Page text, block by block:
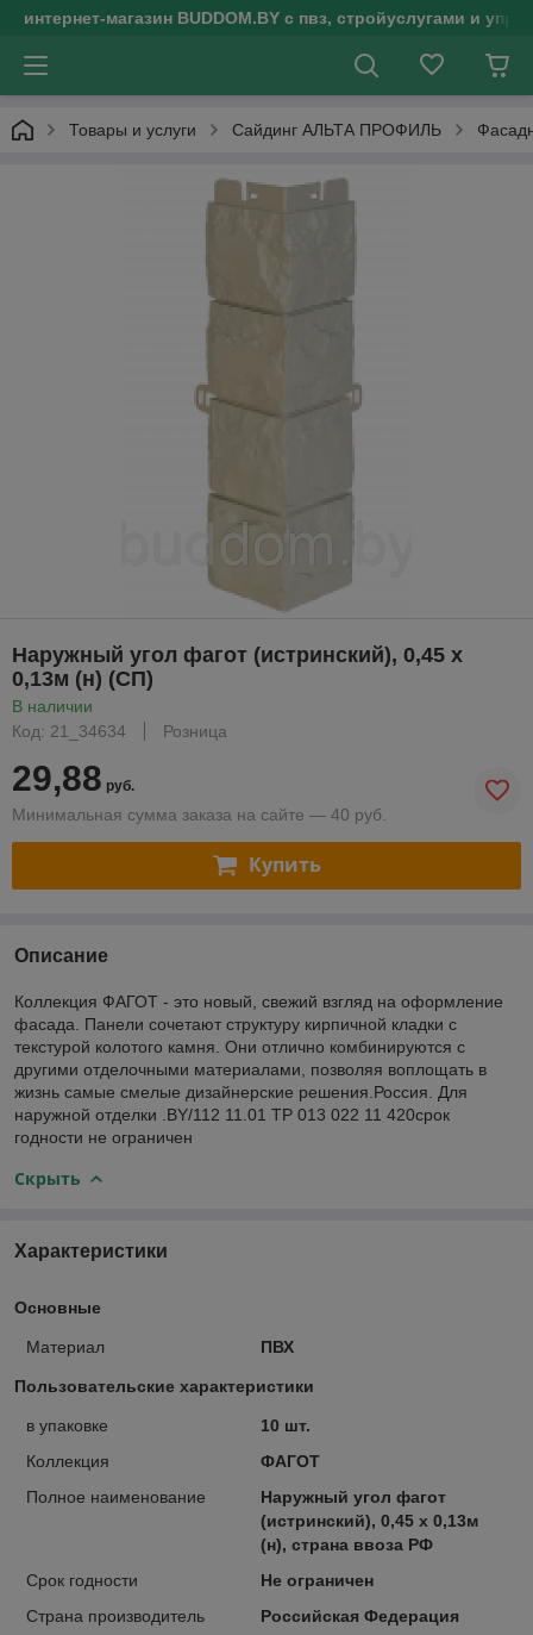
интернет-магазин BUDDOM.BY с пвз, стройуслугами и
Товары и услуги Сайдинг АЛЬТА ПРОФИЛЬ
Наружный угол фагот (истринский), 0,45 х
0,13м (н) (СП)
В наличии
Код: 21_34634
Розница
29,88 руб.
Минимальная сумма заказа на сайте — 40 руб.
Купить
Описание
Коллекция ФАГОТ - это новый, свежий взгляд на оформление
фасада. Панели сочетают структуру кирпичной кладки с
текстурой колотого камня. Они отлично комбинируются с
другими отделочными материалами, позволяя воплощать в
жизнь самые смелые дизайнерские решения.Россия. Для
наружной отделки .BY/112 11.01 ТР 013 022 11 420срок
годности не ограничен
Скрыть
Характеристики
Основные
Материал ПВХ
Пользовательские характеристики
в упаковке
10 шт.
Коллекция
ФАГОТ
Полное наименование
Наружный угол фагот
(истринский), 0,45 х 0,13м
(н), страна ввоза РФ
Срок годности
Не ограничен
Страна производитель
Российская Федерация